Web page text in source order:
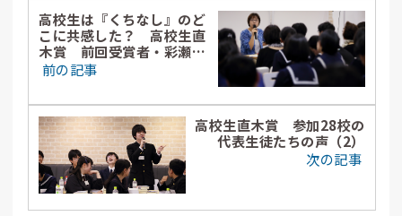
高校生は『くちなし』のど
こに共感した？ 高校生直
木賞 前回受賞者・彩瀬ま
るさん講演会レポート
（1）
前の記事
高校生直木賞 参加28校の
代表生徒たちの声（2）
次の記事